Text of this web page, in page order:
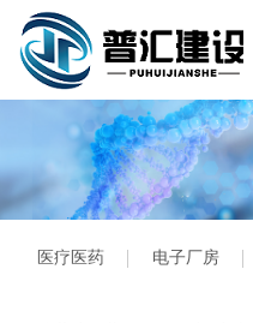
医疗医药 电子厂房